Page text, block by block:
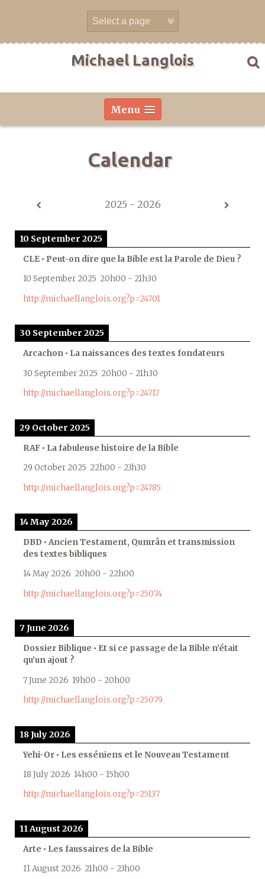
Michael Langlois
Menu
Calendar
2025 - 2026
10 September 2025
CLE • Peut-on dire que la Bible est la Parole de Dieu ?
10 September 2025 20h00 - 21h30
http://michaellanglois.org?p=24701
30 September 2025
Arcachon • La naissances des textes fondateurs
30 September 2025 20h00 - 21h30
http://michaellanglois.org?p=24717
29 October 2025
RAF • La fabuleuse histoire de la Bible
29 October 2025 22h00 - 23h30
http://michaellanglois.org?p=24785
14 May 2026
DBD • Ancien Testament, Qumrân et transmission
des textes bibliques
14 May 2026 20h00 - 22h00
http://michaellanglois.org?p=25074
7 June 2026
Dossier Biblique • Et si ce passage de la Bible n’était
qu’un ajout ?
7 June 2026 19h00 - 20h00
http://michaellanglois.org?p=25079
18 July 2026
Yehi-Or • Les esséniens et le Nouveau Testament
18 July 2026 14h00 - 15h00
http://michaellanglois.org?p=25137
11 August 2026
Arte • Les faussaires de la Bible
11 August 2026 21h00 - 23h00